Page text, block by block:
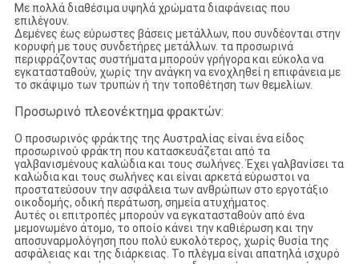
Με πολλά διαθέσιμα υψηλά χρώματα διαφάνειας που
επιλέγουν.
Δεμένες έως εύρωστες βάσεις μετάλλων, που συνδέονται στην
κορυφή με τους συνδετήρες μετάλλων. τα προσωρινά
περιφράζοντας συστήματα μπορούν γρήγορα και εύκολα να
εγκατασταθούν, χωρίς την ανάγκη να ενοχληθεί η επιφάνεια με
το σκάψιμο των τρυπών ή την τοποθέτηση των θεμελίων.
Προσωρινό πλεονέκτημα φρακτών:
Ο προσωρινός φράκτης της Αυστραλίας είναι ένα είδος
προσωρινού φράκτη που κατασκευάζεται από τα
γαλβανισμένους καλώδια και τους σωλήνες. Έχει γαλβανίσει τα
καλώδια και τους σωλήνες και είναι αρκετά εύρωστοι να
προστατεύσουν την ασφάλεια των ανθρώπων στο εργοτάξιο
οικοδομής, οδική περάτωση, σημεία ατυχήματος.
Αυτές οι επιτροπές μπορούν να εγκατασταθούν από ένα
μεμονωμένο άτομο, το οποίο κάνει την καθιέρωση και την
αποσυναρμολόγηση που πολύ ευκολότερος, χωρίς θυσία της
ασφάλειας και της διάρκειας. Το πλέγμα είναι απατηλά ισχυρό